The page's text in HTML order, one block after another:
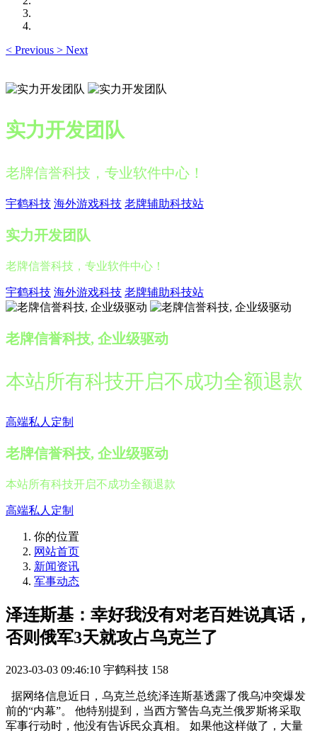
< Previous > Next
实力开发团队
老牌信誉科技，专业软件中心！
宇鹤科技 海外游戏科技 老牌辅助科技站
实力开发团队
老牌信誉科技，专业软件中心！
宇鹤科技 海外游戏科技 老牌辅助科技站
老牌信誉科技, 企业级驱动
本站所有科技开启不成功全额退款
高端私人定制
老牌信誉科技, 企业级驱动
本站所有科技开启不成功全额退款
高端私人定制
你的位置
网站首页
新闻资讯
军事动态
泽连斯基：幸好我没有对老百姓说真话，
否则俄军3天就攻占乌克兰了
2023-03-03 09:46:10 宇鹤科技 158
据网络信息近日，乌克兰总统泽连斯基透露了俄乌冲突爆发
前的“内幕”。 他特别提到，当西方警告乌克兰俄罗斯将采取
军事行动时，他没有告诉民众真相。 如果他这样做了，大量